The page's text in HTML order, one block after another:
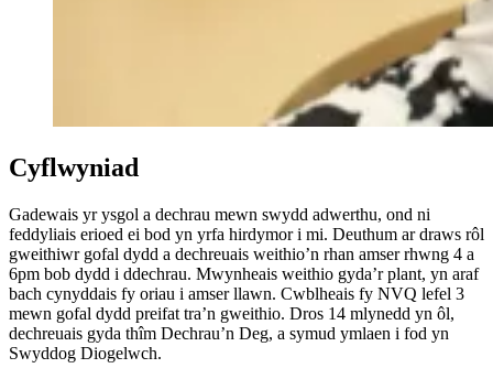
Cyflwyniad
Gadewais yr ysgol a dechrau mewn swydd adwerthu, ond ni
feddyliais erioed ei bod yn yrfa hirdymor i mi. Deuthum ar draws rôl
gweithiwr gofal dydd a dechreuais weithio’n rhan amser rhwng 4 a
6pm bob dydd i ddechrau. Mwynheais weithio gyda’r plant, yn araf
bach cynyddais fy oriau i amser llawn. Cwblheais fy NVQ lefel 3
mewn gofal dydd preifat tra’n gweithio. Dros 14 mlynedd yn ôl,
dechreuais gyda thîm Dechrau’n Deg, a symud ymlaen i fod yn
Swyddog Diogelwch.